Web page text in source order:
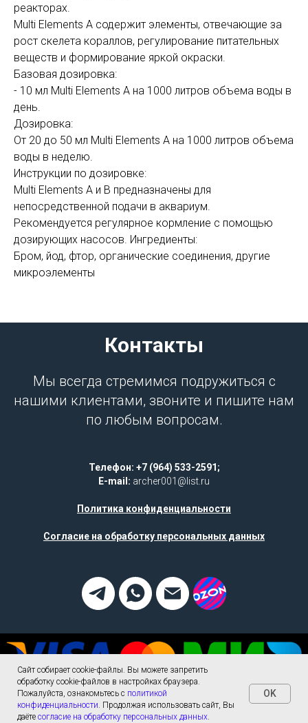
реакторах.
Multi Elements A содержит элементы, отвечающие за
рост скелета кораллов, регулирование питательных
веществ и формирование яркой окраски.
Базовая дозировка:
- 10 мл Multi Elements A на 1000 литров объема воды в
день.
Дозировка:
От 20 до 50 мл Multi Elements A на 1000 литров объема
воды в неделю.
Инструкции по дозировке:
Multi Elements A и B предназначены для
непосредственной подачи в аквариум.
Рекомендуется регулярное кормление с помощью
дозирующих насосов. Ингредиенты:
Бром, йод, фтор, органические соединения, другие
микроэлементы
Контакты
Мы всегда стремимся подружиться с
нашими клиентами, звоните и пишите нам
по любым вопросам.
Телефон: +7 (964) 533-2591;
E-mail: archer001@list.ru
Политика конфиденциальности
Согласие на обработку персональных данных
Сайт собирает cookie-файлы. Вы можете запретить
обработку cookie-файлов в настройках браузера.
Пожалуйста, ознакомьтесь с политикой
конфиденциальности. Продолжая использовать сайт, Вы
даёте согласие на обработку персональных данных.
OK
Made on Tilda